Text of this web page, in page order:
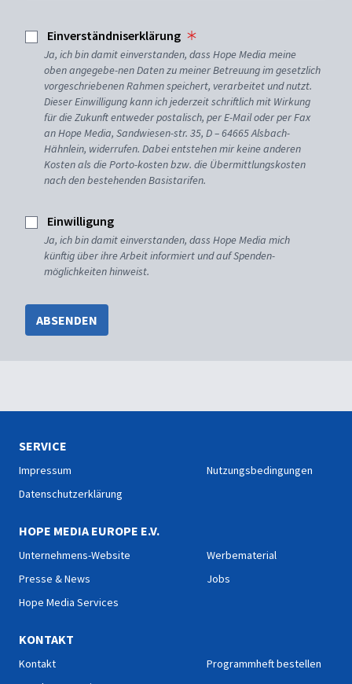
Einverständniserklärung
Ja, ich bin damit einverstanden, dass Hope Media meine
oben angegebe-nen Daten zu meiner Betreuung im gesetzlich
vorgeschriebenen Rahmen speichert, verarbeitet und nutzt.
Dieser Einwilligung kann ich jederzeit schriftlich mit Wirkung
für die Zukunft entweder postalisch, per E-Mail oder per Fax
an Hope Media, Sandwiesen-str. 35, D – 64665 Alsbach-
Hähnlein, widerrufen. Dabei entstehen mir keine anderen
Kosten als die Porto-kosten bzw. die Übermittlungskosten
nach den bestehenden Basistarifen.
Einwilligung
Ja, ich bin damit einverstanden, dass Hope Media mich
künftig über ihre Arbeit informiert und auf Spenden-
möglichkeiten hinweist.
ABSENDEN
SERVICE
Impressum
Datenschutzerklärung
Nutzungsbedingungen
HOPE MEDIA EUROPE E.V.
Unternehmens-Website
Presse & News
Hope Media Services
Werbematerial
Jobs
KONTAKT
Kontakt
Programmheft bestellen